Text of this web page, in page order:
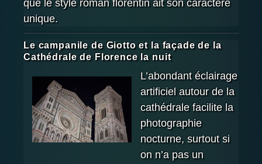
que le style roman florentin ait son caractère
unique.
Le campanile de Giotto et la façade de la
Cathédrale de Florence la nuit
L’abondant éclairage
artificiel autour de la
cathédrale facilite la
photographie
nocturne, surtout si
on n’a pas un